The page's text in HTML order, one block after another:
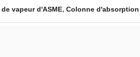
vapeur d'ASME, Colonne